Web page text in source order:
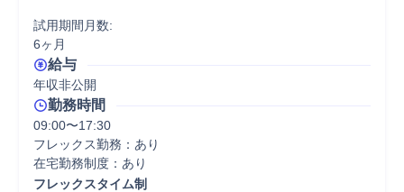
試用期間月数:
6ヶ月
給与
年収非公開
勤務時間
09:00〜17:30
フレックス勤務：あり
在宅勤務制度：あり
フレックスタイム制